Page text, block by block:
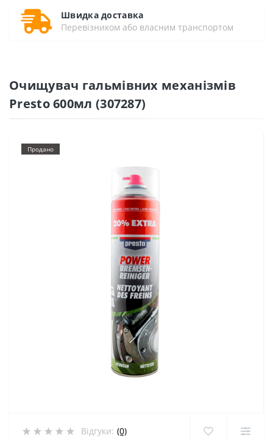
Швидка доставка
Перевізником або власним транспортом
Очищувач гальмівних механізмів
Presto 600мл (307287)
Продано
Відгуки: (0)